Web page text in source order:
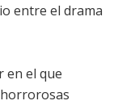
entre el drama
en el que